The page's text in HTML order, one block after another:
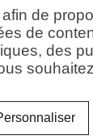
de
de
des